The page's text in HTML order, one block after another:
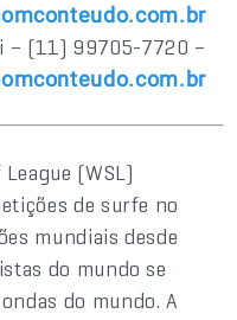
– (11) 99705-7720 –
(WSL)
de surfe no
mundiais desde
do mundo se
do mundo. A